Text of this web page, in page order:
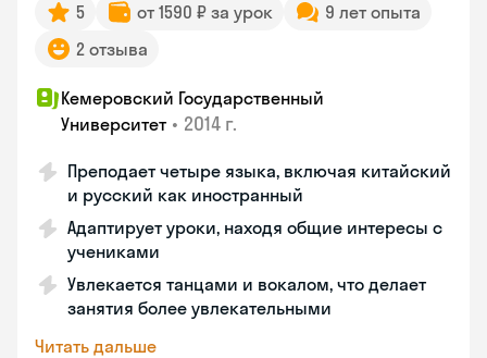
5 от 1590 ₽ за урок
9 лет опыта
2 отзыва
Кемеровский Государственный
Университет • 2014 г.
Преподает четыре языка, включая китайский
и русский как иностранный
Адаптирует уроки, находя общие интересы с
учениками
Увлекается танцами и вокалом, что делает
занятия более увлекательными
Читать дальше